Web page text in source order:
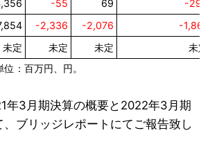
-55 69
-290
-2,336 -2,076
-1,861
未定 未定 未定
未定
：百万円、円。
年3月期決算の概要と2022年3月期
ブリッジレポートにてご報告致し